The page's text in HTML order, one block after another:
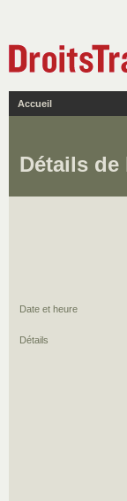
Accueil
Détails de
Date et heure
Détails